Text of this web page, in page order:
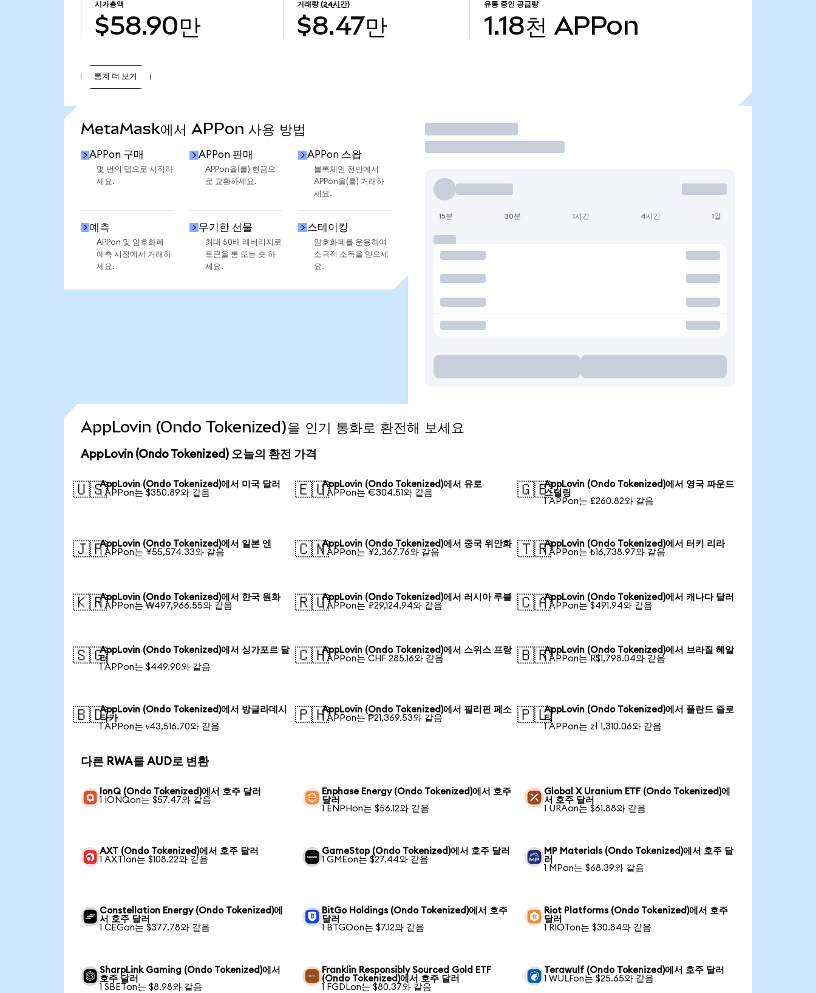
시가총액
$58.90만
거래량 (24시간)
$8.47만
유통 중인 공급량
1.18천 APPon
통계 더 보기
MetaMask에서 APPon 사용 방법
APPon 구매
몇 번의 탭으로 시작하
세요.
APPon 판매
APPon을(를) 현금으
로 교환하세요.
APPon 스왑
블록체인 전반에서
APPon을(를) 거래하
세요.
예측
APPon 및 암호화폐
예측 시장에서 거래하
세요.
무기한 선물
최대 50배 레버리지로
토큰을 롱 또는 숏 하
세요.
스테이킹
암호화폐를 운용하여
소극적 소득을 얻으세
요.
거래
15분 30분 1시간 4시간 1일
AppLovin (Ondo Tokenized)을 인기 통화로 환전해 보세요
AppLovin (Ondo Tokenized) 오늘의 환전 가격
🇺🇸AppLovin (Ondo Tokenized)에서 미국 달러
1 APPon는 $350.89와 같음
🇪🇺AppLovin (Ondo Tokenized)에서 유로
1 APPon는 €304.51와 같음
🇬🇧AppLovin (Ondo Tokenized)에서 영국 파운드
스털링
1 APPon는 £260.82와 같음
🇯🇵AppLovin (Ondo Tokenized)에서 일본 엔
1 APPon는 ¥55,574.33와 같음
🇨🇳AppLovin (Ondo Tokenized)에서 중국 위안화
1 APPon는 ¥2,367.76와 같음
🇹🇷AppLovin (Ondo Tokenized)에서 터키 리라
1 APPon는 ₺16,738.97와 같음
🇰🇷AppLovin (Ondo Tokenized)에서 한국 원화
1 APPon는 ₩497,966.55와 같음
🇷🇺AppLovin (Ondo Tokenized)에서 러시아 루블
1 APPon는 ₽29,124.94와 같음
🇨🇦AppLovin (Ondo Tokenized)에서 캐나다 달러
1 APPon는 $491.94와 같음
🇸🇬AppLovin (Ondo Tokenized)에서 싱가포르 달
러
1 APPon는 $449.90와 같음
🇨🇭AppLovin (Ondo Tokenized)에서 스위스 프랑
1 APPon는 CHF 285.16와 같음
🇧🇷AppLovin (Ondo Tokenized)에서 브라질 헤알
1 APPon는 R$1,798.04와 같음
🇧🇩AppLovin (Ondo Tokenized)에서 방글라데시
타카
1 APPon는 ৳43,516.70와 같음
🇵🇭AppLovin (Ondo Tokenized)에서 필리핀 페소
1 APPon는 ₱21,369.53와 같음
🇵🇱AppLovin (Ondo Tokenized)에서 폴란드 즐로
티
1 APPon는 zł 1,310.06와 같음
다른 RWA를 AUD로 변환
IonQ (Ondo Tokenized)에서 호주 달러
1 IONQon는 $57.47와 같음
Enphase Energy (Ondo Tokenized)에서 호주
달러
1 ENPHon는 $56.12와 같음
Global X Uranium ETF (Ondo Tokenized)에
서 호주 달러
1 URAon는 $61.88와 같음
AXT (Ondo Tokenized)에서 호주 달러
1 AXTIon는 $108.22와 같음
GameStop (Ondo Tokenized)에서 호주 달러
1 GMEon는 $27.44와 같음
MP Materials (Ondo Tokenized)에서 호주 달
러
1 MPon는 $68.39와 같음
Constellation Energy (Ondo Tokenized)에
서 호주 달러
1 CEGon는 $377.78와 같음
BitGo Holdings (Ondo Tokenized)에서 호주
달러
1 BTGOon는 $7.12와 같음
Riot Platforms (Ondo Tokenized)에서 호주
달러
1 RIOTon는 $30.84와 같음
SharpLink Gaming (Ondo Tokenized)에서
호주 달러
1 SBETon는 $8.98와 같음
Franklin Responsibly Sourced Gold ETF
(Ondo Tokenized)에서 호주 달러
1 FGDLon는 $80.37와 같음
Terawulf (Ondo Tokenized)에서 호주 달러
1 WULFon는 $25.65와 같음